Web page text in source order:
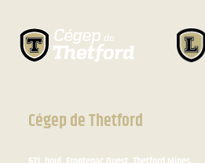
Cégep de Thetford